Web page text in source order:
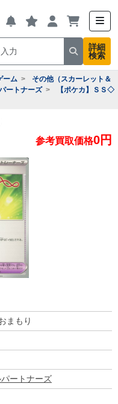
詳細
検索
ーム
その他（スカーレット＆
ートナーズ
【ポケカ】ＳＳ◇
参考買取価格0円
まもり
ートナーズ